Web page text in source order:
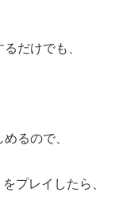
だけでも、
るので、
プレイしたら、